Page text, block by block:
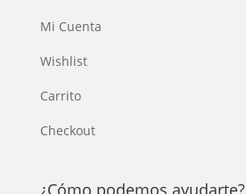
Mi Cuenta
Wishlist
Carrito
Checkout
¿Cómo podemos ayudarte?